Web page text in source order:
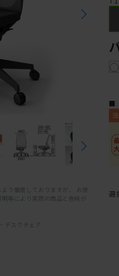
う徹底しておりますが、 お使
等により実際の商品と色味が
デスクチェア
■
選